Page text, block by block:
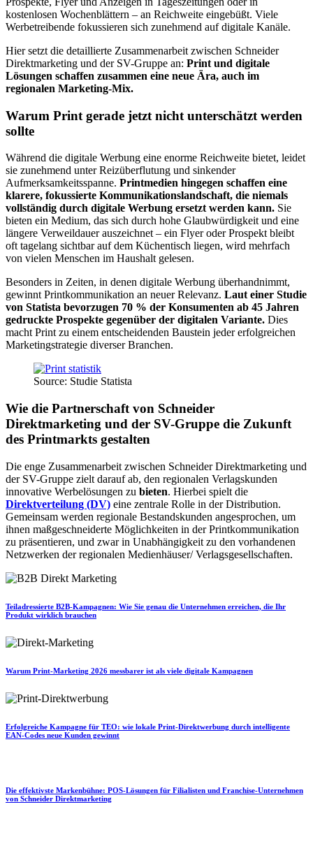
kostenlosen Wochenblättern – an Reichweite eingebüßt. Viele
Werbetreibende fokussieren sich zunehmend auf digitale Kanäle.
Hier setzt die detaillierte Zusammenarbeit zwischen Schneider
Direktmarketing und der SV-Gruppe an: Print und digitale
Lösungen schaffen zusammen eine neue Ära, auch im
regionalen Marketing-Mix.
Warum Print gerade jetzt nicht unterschätzt werden
sollte
Während die digitale Werbung eine enorme Reichweite bietet, leidet
sie zunehmend unter Reizüberflutung und sinkender
Aufmerksamkeitsspanne. Printmedien hingegen schaffen eine
klarere, fokussierte Kommunikationslandschaft, die niemals
vollständig durch digitale Werbung ersetzt werden kann. Sie
bieten ein Medium, das sich durch hohe Glaubwürdigkeit und eine
längere Verweildauer auszeichnet – ein Flyer oder Prospekt bleibt
oft tagelang sichtbar auf dem Küchentisch liegen, wird mehrfach
von vielen Menschen im Haushalt gelesen.
Besonders in Zeiten, in denen digitale Werbung überhandnimmt,
gewinnt Printkommunikation an neuer Relevanz. Laut einer Studie
von Statista bevorzugen 70 % der Konsumenten ab 45 Jahren
gedruckte Prospekte gegenüber der digitalen Variante. Dies
macht Print zu einem entscheidenden Baustein jeder erfolgreichen
Marketingstrategie diverser Branchen.
Source: Studie Statista
Wie die Partnerschaft von Schneider
Direktmarketing und der SV-Gruppe die Zukunft
des Printmarkts gestalten
Die enge Zusammenarbeit zwischen Schneider Direktmarketing und
der SV-Gruppe zielt darauf ab, den regionalen Verlagskunden
innovative Werbelösungen zu bieten. Hierbei spielt die
Direktverteilung (DV) eine zentrale Rolle in der Distribution.
Gemeinsam werden regionale Bestandskunden angesprochen, um
ihnen maßgeschneiderte Möglichkeiten in der Printkommunikation
zu präsentieren, und zwar in Unabhängigkeit zu den vorhandenen
Netzwerken der regionalen Medienhäuser/ Verlagsgesellschaften.
Teiladressierte B2B-Kampagnen: Wie Sie genau die Unternehmen erreichen, die Ihr
Produkt wirklich brauchen
Warum Print-Marketing 2026 messbarer ist als viele digitale Kampagnen
Erfolgreiche Kampagne für TEO: wie lokale Print-Direktwerbung durch intelligente
EAN-Codes neue Kunden gewinnt
Die effektivste Markenbühne: POS-Lösungen für Filialisten und Franchise-Unternehmen
von Schneider Direktmarketing